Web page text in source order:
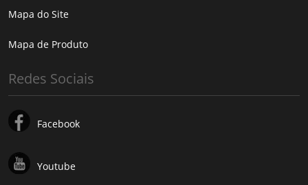
Mapa do Site
Mapa de Produto
Redes Sociais
Facebook
Youtube